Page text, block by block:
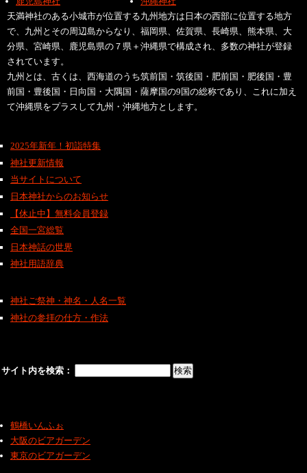
天満神社のある小城市が位置する九州地方は日本の西部に位置する地方
で、九州とその周辺島からなり、福岡県、佐賀県、長崎県、熊本県、大
分県、宮崎県、鹿児島県の７県＋沖縄県で構成され、多数の神社が登録
されています。
九州とは、古くは、西海道のうち筑前国・筑後国・肥前国・肥後国・豊
前国・豊後国・日向国・大隅国・薩摩国の9国の総称であり、これに加え
て沖縄県をプラスして九州・沖縄地方とします。
2025年新年！初詣特集
神社更新情報
当サイトについて
日本神社からのお知らせ
【休止中】無料会員登録
全国一宮総覧
日本神話の世界
神社用語辞典
神社ご祭神・神名・人名一覧
神社の参拝の仕方・作法
サイト内を検索：
鶴橋いんふぉ
大阪のビアガーデン
東京のビアガーデン